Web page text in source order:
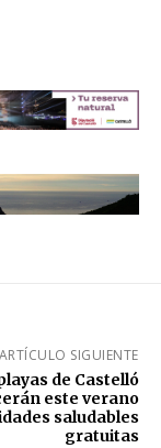
ARTÍCULO SIGUIENTE
de Castelló
este verano
saludables
gratuitas